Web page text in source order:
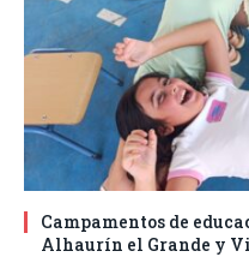
Campamentos de
Alhaurín el Grande y